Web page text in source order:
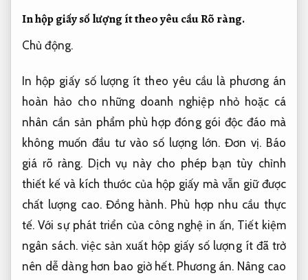
In hộp giấy số lượng ít theo yêu cầuRõ ràng.
Chủ động.
In hộp giấy số lượng ít theo yêu cầu là phương án
hoàn hảo cho những doanh nghiệp nhỏ hoặc cá
nhân cần sản phẩm phù hợp đóng gói độc đáo mà
không muốn đầu tư vào số lượng lớn.Đơn vị. Báo
giá rõ ràng. Dịch vụ này cho phép bạn tùy chỉnh
thiết kế và kích thước của hộp giấy mà vẫn giữ được
chất lượng cao.Đồng hành. Phù hợp nhu cầu thực
tế. Với sự phát triển của công nghệ in ấn, Tiết kiệm
ngân sách.việc sản xuất hộp giấy số lượng ít đã trở
nên dễ dàng hơn bao giờ hết. Phương án. Nâng cao